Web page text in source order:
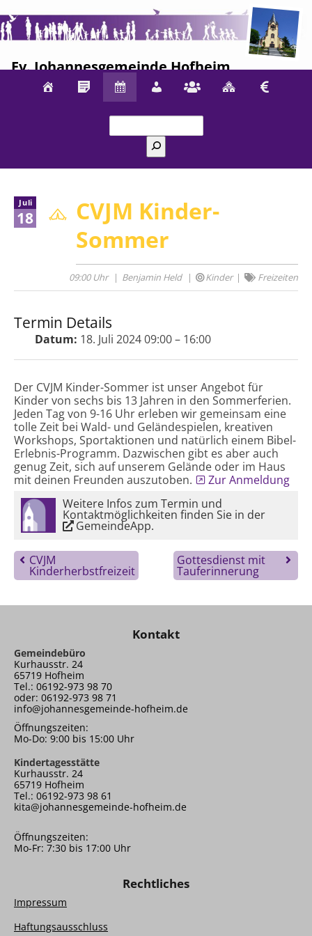
Ev. Johannesgemeinde Hofheim
Juli
18
CVJM Kinder-
Sommer
09:00 Uhr Benjamin Held Kinder Freizeiten
Termin Details
Datum: 18. Juli 2024 09:00– 16:00
Der CVJM Kinder-Sommer ist unser Angebot für
Kinder von sechs bis 13 Jahren in den Sommerferien.
Jeden Tag von 9-16 Uhr erleben wir gemeinsam eine
tolle Zeit bei Wald- und Geländespielen, kreativen
Workshops, Sportaktionen und natürlich einem Bibel-
Erlebnis-Programm. Dazwischen gibt es aber auch
genug Zeit, sich auf unserem Gelände oder im Haus
mit deinen Freunden auszutoben.
Zur Anmeldung
Weitere Infos zum Termin und
Kontaktmöglichkeiten finden Sie in der
GemeindeApp.
CVJM
Kinderherbstfreizeit
Gottesdienst mit
Tauferinnerung
Kontakt
Gemeindebüro
Kurhausstr. 24
65719 Hofheim
Tel.: 06192-973 98 70
oder: 06192-973 98 71
info@johannesgemeinde-hofheim.de
Öffnungszeiten:
Mo-Do: 9:00 bis 15:00 Uhr
Kindertagesstätte
Kurhausstr. 24
65719 Hofheim
Tel.: 06192-973 98 61
kita@johannesgemeinde-hofheim.de
Öffnungszeiten:
Mo-Fr: 7:30 bis 17:00 Uhr
Rechtliches
Impressum
Haftungsausschluss